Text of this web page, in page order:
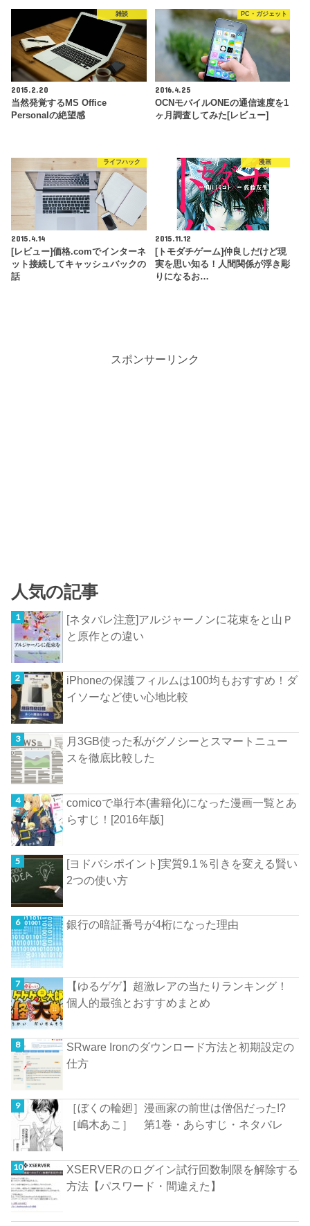
雑談
2015.2.20
当然発覚するMS Office
Personalの絶望感
PC・ガジェット
2016.4.25
OCNモバイルONEの通信速度を1
ヶ月調査してみた[レビュー]
ライフハック
2015.4.14
[レビュー]価格.comでインターネ
ット接続してキャッシュバックの
話
漫画
2015.11.12
[トモダチゲーム]仲良しだけど現
実を思い知る！人間関係が浮き彫
りになるお…
スポンサーリンク
人気の記事
[ネタバレ注意]アルジャーノンに花束をと山Ｐ
と原作との違い
iPhoneの保護フィルムは100均もおすすめ！ダ
イソーなど使い心地比較
月3GB使った私がグノシーとスマートニュー
スを徹底比較した
comicoで単行本(書籍化)になった漫画一覧とあ
らすじ！[2016年版]
[ヨドバシポイント]実質9.1％引きを変える賢い
2つの使い方
銀行の暗証番号が4桁になった理由
【ゆるゲゲ】超激レアの当たりランキング！
個人的最強とおすすめまとめ
SRware Ironのダウンロード方法と初期設定の
仕方
［ぼくの輪廻］漫画家の前世は僧侶だった!?
［嶋木あこ］ 第1巻・あらすじ・ネタバレ
XSERVERのログイン試行回数制限を解除する
方法【パスワード・間違えた】